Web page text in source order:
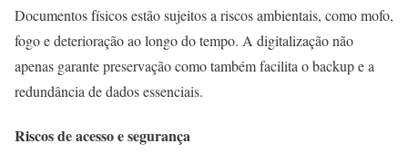
Documentos físicos estão sujeitos a riscos ambientais, como mofo,
fogo e deterioração ao longo do tempo. A digitalização não
apenas garante preservação como também facilita o backup e a
redundância de dados essenciais.
Riscos de acesso e segurança